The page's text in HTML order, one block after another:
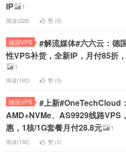
IP
1
阅读(228) 赞 (0)
德国VPS
#解流媒体#六六云：德
性VPS补货，全新IP，月付85折
1
阅读(192) 赞 (0)
德国VPS
#上新#OneTechCloud
AMD+NVMe、AS9929线路VPS
惠，1核/1G套餐月付28.8元
1
阅读(192) 赞 (0)